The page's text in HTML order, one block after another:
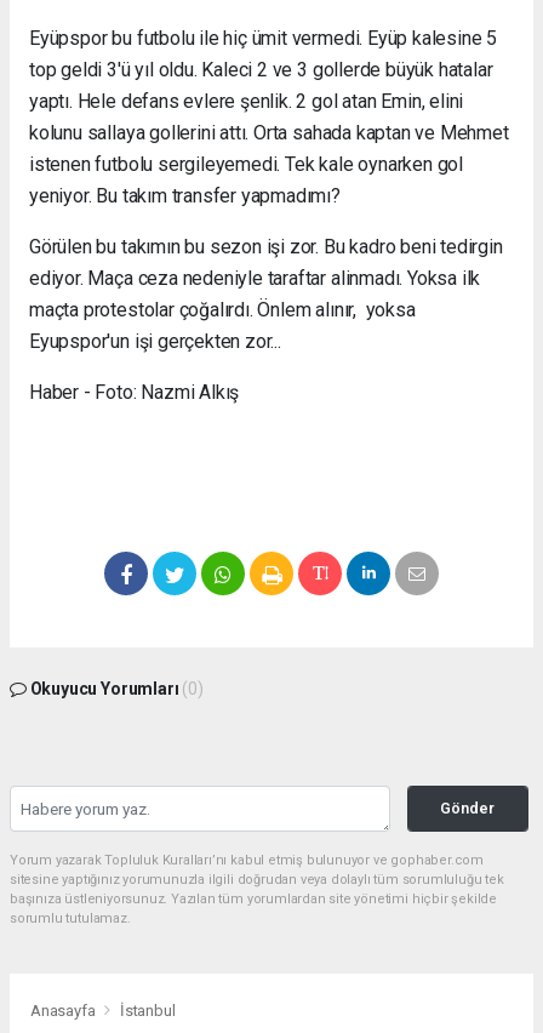
Eyüpspor bu futbolu ile hiç ümit vermedi. Eyüp kalesine 5
top geldi 3'ü yıl oldu. Kaleci 2 ve 3 gollerde büyük hatalar
yaptı. Hele defans evlere şenlik. 2 gol atan Emin, elini
kolunu sallaya gollerini attı. Orta sahada kaptan ve Mehmet
istenen futbolu sergileyemedi. Tek kale oynarken gol
yeniyor. Bu takım transfer yapmadımı?
Görülen bu takımın bu sezon işi zor. Bu kadro beni tedirgin
ediyor. Maça ceza nedeniyle taraftar alinmadı. Yoksa ilk
maçta protestolar çoğalırdı. Önlem alınır, yoksa
Eyupspor'un işi gerçekten zor...
Haber - Foto: Nazmi Alkış
Okuyucu Yorumları (0)
Gönder
Yorum yazarak Topluluk Kuralları’nı kabul etmiş bulunuyor ve gophaber.com
sitesine yaptığınız yorumunuzla ilgili doğrudan veya dolaylı tüm sorumluluğu tek
başınıza üstleniyorsunuz. Yazılan tüm yorumlardan site yönetimi hiçbir şekilde
sorumlu tutulamaz.
Anasayfa İstanbul